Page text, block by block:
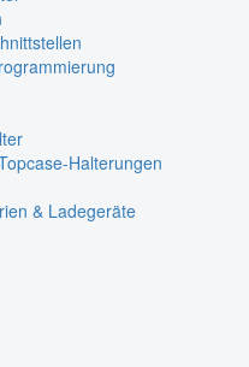
Halterungen
& Ladegeräte